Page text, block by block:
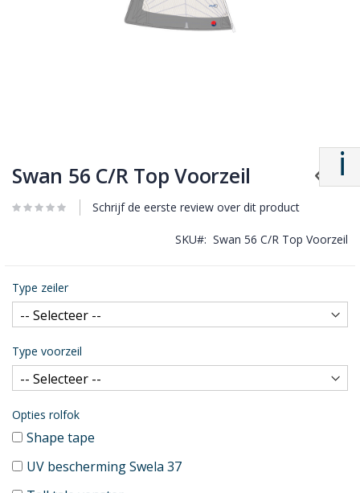
Swan 56 C/R Top Voorzeil
Schrijf de eerste review over dit product
SKU Swan 56 C/R Top Voorzeil
Type zeiler
Type voorzeil
Opties rolfok
Shape tape
UV bescherming Swela 37